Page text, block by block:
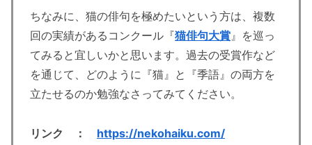
ちなみに、猫の俳句を極めたいという方は、複数
回の実績があるコンクール『猫俳句大賞』を巡っ
てみると宜しいかと思います。過去の受賞作など
を通じて、どのように『猫』と『季語』の両方を
立たせるのか勉強なさってみてください。
リンク ： https://nekohaiku.com/